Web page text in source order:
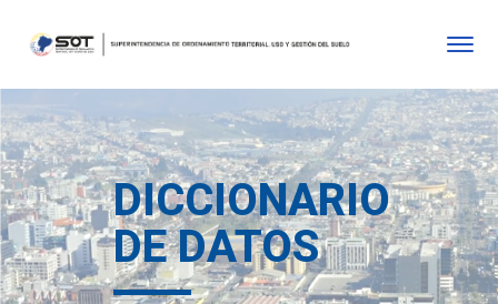
DICCIONARIO
DE DATOS